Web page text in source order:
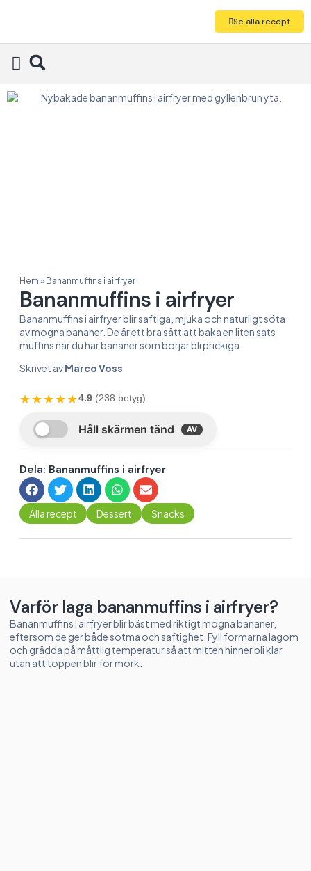
Se alla recept
Hem » Bananmuffins i airfryer
Bananmuffins i airfryer
Bananmuffins i airfryer blir saftiga, mjuka och naturligt söta
av mogna bananer. De är ett bra sätt att baka en liten sats
muffins när du har bananer som börjar bli prickiga.
Skrivet avMarco Voss
★★★★★4.9 (238 betyg)
Dela: Bananmuffins i airfryer
Alla recept Dessert Snacks
Varför laga bananmuffins i airfryer?
Bananmuffins i airfryer blir bäst med riktigt mogna bananer,
eftersom de ger både sötma och saftighet. Fyll formarna lagom
och grädda på måttlig temperatur så att mitten hinner bli klar
utan att toppen blir för mörk.